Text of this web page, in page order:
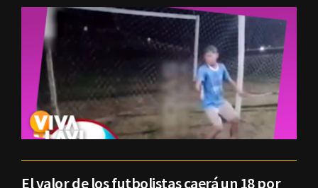
El valor de los futbolistas caerá un 18 por